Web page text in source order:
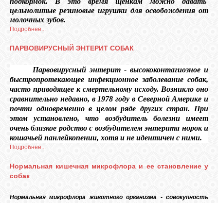
FACEBOOK
цельнолитые резиновые игрушки для освобождения от
молочных зубов.
Подробнее...
ПАРВОВИРУСНЫЙ ЭНТЕРИТ СОБАК
Парвовирусный энтерит - высококонтагиозное и
быстропротекающее инфекционное заболевание собак,
часто приводящее к смертельному исходу. Возникло оно
сравнительно недавно, в 1978 году в Северной Америке и
почти одновременно в целом ряде других стран. При
этом установлено, что возбудитель болезни имеет
очень близкое родство с возбудителем энтерита норок и
кошачьей панлейкопении, хотя и не идентичен с ними.
Подробнее...
Нормальная кишечная микрофлора и ее становление у
собак
Нормальная микрофлора животного организма - совокупность